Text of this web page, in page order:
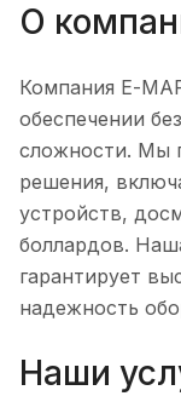
О
Компания Е-
обеспечении
сложности. Мы
решения,
устройств,
боллардов.
гарантирует
надежность
Наши